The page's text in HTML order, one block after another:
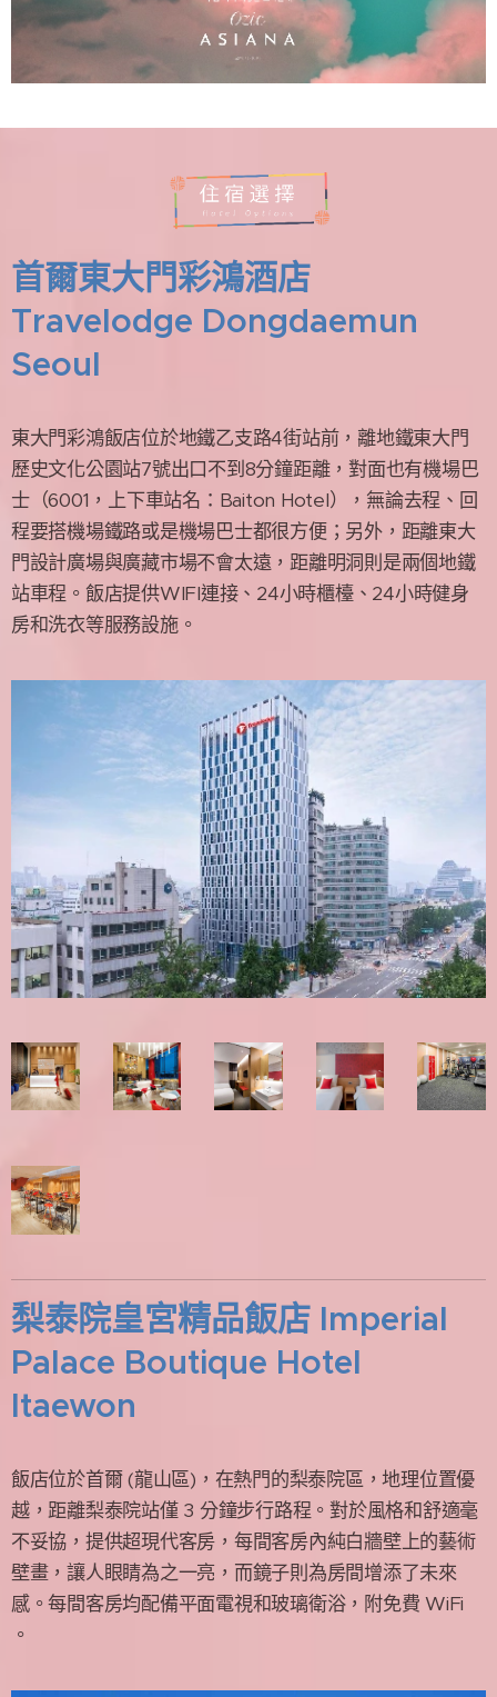
首爾東大門彩鴻酒店
Travelodge Dongdaemun
Seoul
東大門彩鴻飯店位於地鐵乙支路4街站前，離地鐵東大門
歷史文化公園站7號出口不到8分鐘距離，對面也有機場巴
士（6001，上下車站名：Baiton Hotel），無論去程、回
程要搭機場鐵路或是機場巴士都很方便；另外，距離東大
門設計廣場與廣藏市場不會太遠，距離明洞則是兩個地鐵
站車程。飯店提供WIFI連接、24小時櫃檯、24小時健身
房和洗衣等服務設施。
梨泰院皇宮精品飯店 Imperial
Palace Boutique Hotel
Itaewon
飯店位於首爾 (龍山區)，在熱門的梨泰院區，地理位置優
越，距離梨泰院站僅 3 分鐘步行路程。對於風格和舒適毫
不妥協，提供超現代客房，每間客房內純白牆壁上的藝術
壁畫，讓人眼睛為之一亮，而鏡子則為房間增添了未來
感。每間客房均配備平面電視和玻璃衛浴，附免費 WiFi
。